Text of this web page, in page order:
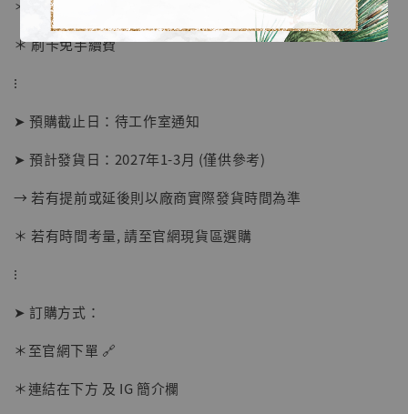
【店內現貨】海賊王 系列蒐藏雕像 布魯克達
NT$ 1,870
＊ 國際運費另計
＊ 刷卡免手續費
⁝
➤ 預購截止日：待工作室通知
➤ 預計發貨日：2027年1-3月 (僅供參考)
→ 若有提前或延後則以廠商實際發貨時間為準
＊ 若有時間考量, 請至官網現貨區選購
⁝
➤ 訂購方式：
＊至官網下單 🔗
＊連結在下方 及 IG 簡介欄